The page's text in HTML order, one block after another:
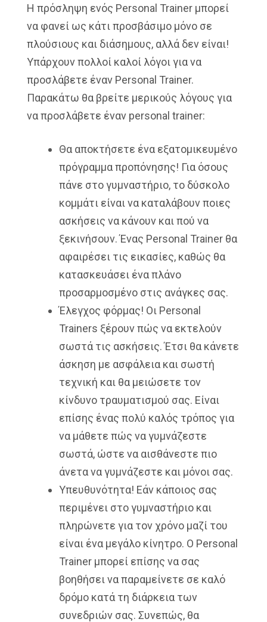
Η πρόσληψη ενός Personal Trainer μπορεί
να φανεί ως κάτι προσβάσιμο μόνο σε
πλούσιους και διάσημους, αλλά δεν είναι!
Υπάρχουν πολλοί καλοί λόγοι για να
προσλάβετε έναν Personal Trainer.
Παρακάτω θα βρείτε μερικούς λόγους για
να προσλάβετε έναν personal trainer:
Θα αποκτήσετε ένα εξατομικευμένο
πρόγραμμα προπόνησης! Για όσους
πάνε στο γυμναστήριο, το δύσκολο
κομμάτι είναι να καταλάβουν ποιες
ασκήσεις να κάνουν και πού να
ξεκινήσουν. Ένας Personal Trainer θα
αφαιρέσει τις εικασίες, καθώς θα
κατασκευάσει ένα πλάνο
προσαρμοσμένο στις ανάγκες σας.
Έλεγχος φόρμας! Οι Personal
Trainers ξέρουν πώς να εκτελούν
σωστά τις ασκήσεις. Έτσι θα κάνετε
άσκηση με ασφάλεια και σωστή
τεχνική και θα μειώσετε τον
κίνδυνο τραυματισμού σας. Είναι
επίσης ένας πολύ καλός τρόπος για
να μάθετε πώς να γυμνάζεστε
σωστά, ώστε να αισθάνεστε πιο
άνετα να γυμνάζεστε και μόνοι σας.
Υπευθυνότητα! Εάν κάποιος σας
περιμένει στο γυμναστήριο και
πληρώνετε για τον χρόνο μαζί του
είναι ένα μεγάλο κίνητρο. Ο Personal
Trainer μπορεί επίσης να σας
βοηθήσει να παραμείνετε σε καλό
δρόμο κατά τη διάρκεια των
συνεδριών σας. Συνεπώς, θα